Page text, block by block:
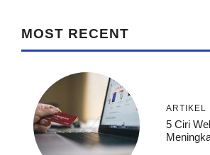
MOST RECENT
ARTIKEL
5 Ciri